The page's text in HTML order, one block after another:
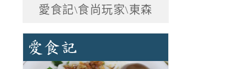
愛食記\食尚玩家\東森